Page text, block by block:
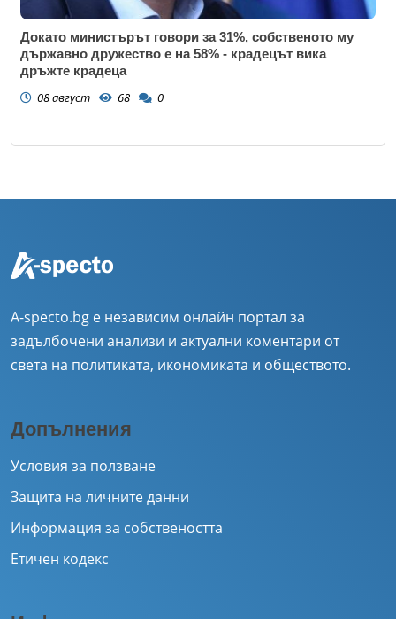
Докато министърът говори за 31%, собственото му
държавно дружество е на 58% - крадецът вика
дръжте крадеца
08 август 68 0
A-specto.bg е независим онлайн портал за
задълбочени анализи и актуални коментари от
света на политиката, икономиката и обществото.
Допълнения
Условия за ползване
Защита на личните данни
Информация за собствеността
Етичен кодекс